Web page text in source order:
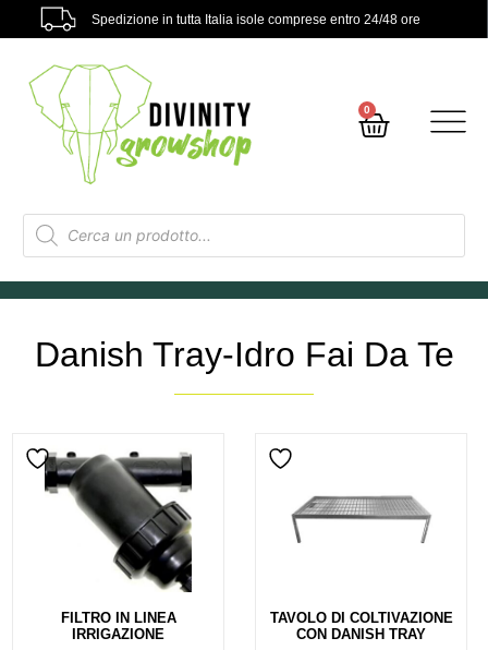
Spedizione in tutta Italia isole comprese entro 24/48 ore
0
Danish Tray-Idro Fai Da Te
FILTRO IN LINEA
IRRIGAZIONE
TAVOLO DI COLTIVAZIONE
CON DANISH TRAY